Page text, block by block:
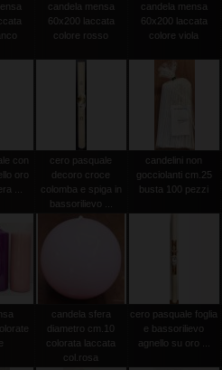
candela mensa
60x200 laccata
colore rosso
candela mensa
60x200 laccata
colore viola
con
oro
...
cero pasquale
decoro croce
colomba e spiga in
bassorilievo ...
candelini non
gocciolanti cm.25
busta 100 pezzi
candela sfera
diametro cm.10
colorata laccata
col.rosa
cero pasquale foglia
e bassorilievo
agnello su oro ...